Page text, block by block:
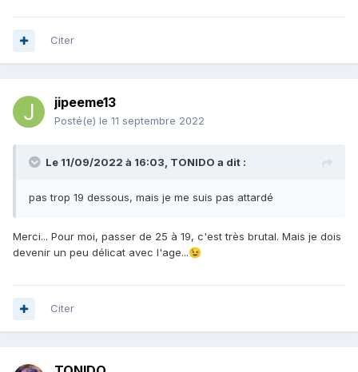
Citer
jipeeme13
Posté(e) le 11 septembre 2022
Le 11/09/2022 à 16:03, TONIDO a dit :
pas trop 19 dessous, mais je me suis pas attardé
Merci... Pour moi, passer de 25 à 19, c'est très brutal. Mais je dois
devenir un peu délicat avec l'age...😉
Citer